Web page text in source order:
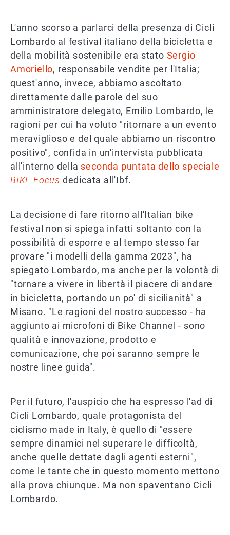
L'anno scorso a parlarci della presenza di Cicli
Lombardo al festival italiano della bicicletta e
della mobilità sostenibile era stato Sergio
Amoriello, responsabile vendite per l'Italia;
quest'anno, invece, abbiamo ascoltato
direttamente dalle parole del suo
amministratore delegato, Emilio Lombardo, le
ragioni per cui ha voluto "ritornare a un evento
meraviglioso e del quale abbiamo un riscontro
positivo", confida in un'intervista pubblicata
all'interno della seconda puntata dello speciale
BIKE Focus dedicata all'Ibf.
La decisione di fare ritorno all'Italian bike
festival non si spiega infatti soltanto con la
possibilità di esporre e al tempo stesso far
provare "i modelli della gamma 2023", ha
spiegato Lombardo, ma anche per la volontà di
"tornare a vivere in libertà il piacere di andare
in bicicletta, portando un po' di sicilianità" a
Misano. "Le ragioni del nostro successo - ha
aggiunto ai microfoni di Bike Channel - sono
qualità e innovazione, prodotto e
comunicazione, che poi saranno sempre le
nostre linee guida".
Per il futuro, l'auspicio che ha espresso l'ad di
Cicli Lombardo, quale protagonista del
ciclismo made in Italy, è quello di "essere
sempre dinamici nel superare le difficoltà,
anche quelle dettate dagli agenti esterni",
come le tante che in questo momento mettono
alla prova chiunque. Ma non spaventano Cicli
Lombardo.